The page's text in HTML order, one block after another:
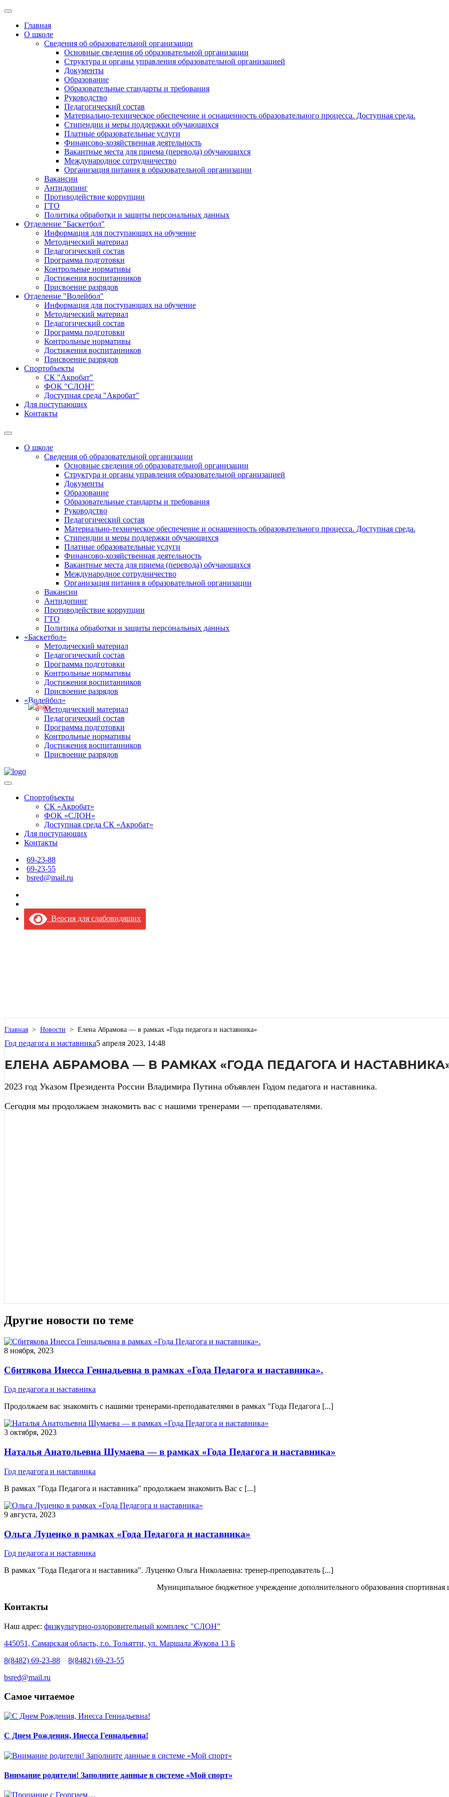
Главная
О школе
Сведения об образовательной организации
Основные сведения об образовательной организации
Структура и органы управления образовательной организацией
Документы
Образование
Образовательные стандарты и требования
Руководство
Педагогический состав
Материально-техническое обеспечение и оснащенность образовательного процесса. Доступная среда.
Стипендии и меры поддержки обучающихся
Платные образовательные услуги
Финансово-хозяйственная деятельность
Вакантные места для приема (перевода) обучающихся
Международное сотрудничество
Организация питания в образовательной организации
Вакансии
Антидопинг
Противодействие коррупции
ГТО
Политика обработки и защиты персональных данных
Отделение "Баскетбол"
Информация для поступающих на обучение
Методический материал
Педагогический состав
Программа подготовки
Контрольные нормативы
Достижения воспитанников
Присвоение разрядов
Отделение "Волейбол"
Информация для поступающих на обучение
Методический материал
Педагогический состав
Программа подготовки
Контрольные нормативы
Достижения воспитанников
Присвоение разрядов
Спортобъекты
СК "Акробат"
ФОК "СЛОН"
Доступная среда "Акробат"
Для поступающих
Контакты
О школе
Сведения об образовательной организации
Основные сведения об образовательной организации
Структура и органы управления образовательной организацией
Документы
Образование
Образовательные стандарты и требования
Руководство
Педагогический состав
Материально-техническое обеспечение и оснащенность образовательного процесса. Доступная среда.
Стипендии и меры поддержки обучающихся
Платные образовательные услуги
Финансово-хозяйственная деятельность
Вакантные места для приема (перевода) обучающихся
Международное сотрудничество
Организация питания в образовательной организации
Вакансии
Антидопинг
Противодействие коррупции
ГТО
Политика обработки и защиты персональных данных
«Баскетбол»
Методический материал
Педагогический состав
Программа подготовки
Контрольные нормативы
Достижения воспитанников
Присвоение разрядов
«Волейбол»
Методический материал
Педагогический состав
Программа подготовки
Контрольные нормативы
Достижения воспитанников
Присвоение разрядов
Спортобъекты
СК «Акробат»
ФОК «СЛОН»
Доступная среда СК «Акробат»
Для поступающих
Контакты
69-23-88
69-23-55
bsred@mail.ru
Версия для слабовидящих
Главная > Новости > Елена Абрамова — в рамках «Года педагога и наставника»
Год педагога и наставника5 апреля 2023, 14:48
ЕЛЕНА АБРАМОВА — В РАМКАХ «ГОДА ПЕДАГОГА И
2023 год Указом Президента России Владимира Путина объявлен Годом педагога и наставника.
Сегодня мы продолжаем знакомить вас с нашими тренерами — преподавателями.
Другие новости по теме
8 ноября, 2023
Сбитякова Инесса Геннадьевна в рамках «Года Педагога и наставника».
Год педагога и наставника
Продолжаем вас знакомить с нашими тренерами-преподавателями в рамках "Года Педагога [...]
3 октября, 2023
Наталья Анатольевна Шумаева — в рамках «Года Педагога и наставника»
Год педагога и наставника
В рамках "Года Педагога и наставника" продолжаем знакомить Вас с [...]
9 августа, 2023
Ольга Луценко в рамках «Года Педагога и наставника»
Год педагога и наставника
В рамках "Года Педагога и наставника". Луценко Ольга Николаевна: тренер-преподаватель [...]
Муниципальное бюджетное учреждение дополнительного образования
Контакты
Наш адрес: физкультурно-оздоровительный комплекс "СЛОН"
445051, Самарская область, г.о. Тольятти, ул. Маршала Жукова 13 Б
8(8482) 69-23-88
8(8482) 69-23-55
bsred@mail.ru
Самое читаемое
С Днем Рождения, Инесса Геннадьевна!
Внимание родители! Заполните данные в системе «Мой спорт»